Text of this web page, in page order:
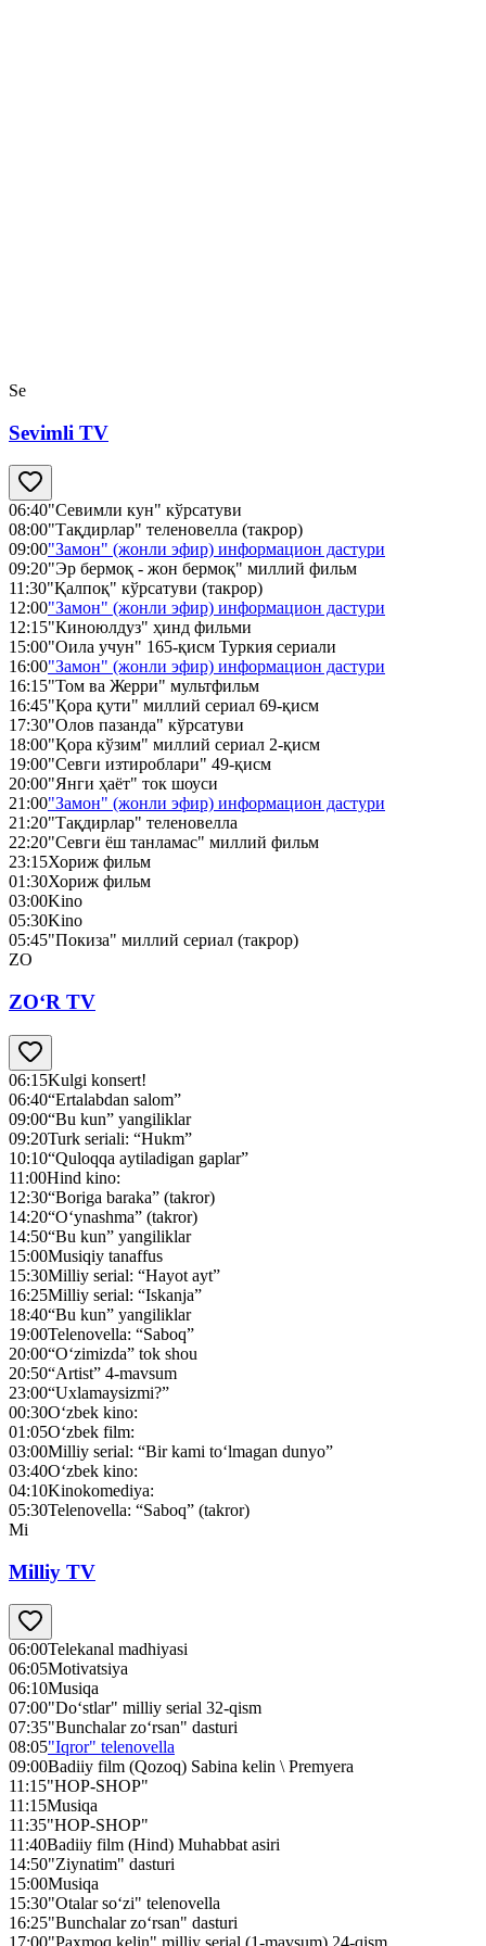
Se
Sevimli TV
06:40"Севимли кун" кўрсатуви
08:00"Тақдирлар" теленовелла (такрор)
09:00"Замон" (жонли эфир) информацион дастури
09:20"Эр бермоқ - жон бермоқ" миллий фильм
11:30"Қалпоқ" кўрсатуви (такрор)
12:00"Замон" (жонли эфир) информацион дастури
12:15"Киноюлдуз" ҳинд фильми
15:00"Оила учун" 165-қисм Туркия сериали
16:00"Замон" (жонли эфир) информацион дастури
16:15"Том ва Жерри" мультфильм
16:45"Қора қути" миллий сериал 69-қисм
17:30"Олов пазанда" кўрсатуви
18:00"Қора кўзим" миллий сериал 2-қисм
19:00"Севги изтироблари" 49-қисм
20:00"Янги ҳаёт" ток шоуси
21:00"Замон" (жонли эфир) информацион дастури
21:20"Тақдирлар" теленовелла
22:20"Севги ёш танламас" миллий фильм
23:15Хориж фильм
01:30Хориж фильм
03:00Kino
05:30Kino
05:45"Покиза" миллий сериал (такрор)
ZO
ZO‘R TV
06:15Kulgi konsert!
06:40“Ertalabdan salom”
09:00“Bu kun” yangiliklar
09:20Turk seriali: “Hukm”
10:10“Quloqqa aytiladigan gaplar”
11:00Hind kino:
12:30“Boriga baraka” (takror)
14:20“O‘ynashma” (takror)
14:50“Bu kun” yangiliklar
15:00Musiqiy tanaffus
15:30Milliy serial: “Hayot ayt”
16:25Milliy serial: “Iskanja”
18:40“Bu kun” yangiliklar
19:00Telenovella: “Saboq”
20:00“O‘zimizda” tok shou
20:50“Artist” 4-mavsum
23:00“Uxlamaysizmi?”
00:30O‘zbek kino:
01:05O‘zbek film:
03:00Milliy serial: “Bir kami to‘lmagan dunyo”
03:40O‘zbek kino:
04:10Kinokomediya:
05:30Telenovella: “Saboq” (takror)
Mi
Milliy TV
06:00Telekanal madhiyasi
06:05Motivatsiya
06:10Musiqa
07:00"Do‘stlar" milliy serial 32-qism
07:35"Bunchalar zo‘rsan" dasturi
08:05"Iqror" telenovella
09:00Badiiy film (Qozoq) Sabina kelin \ Premyera
11:15"HOP-SHOP"
11:15Musiqa
11:35"HOP-SHOP"
11:40Badiiy film (Hind) Muhabbat asiri
14:50"Ziynatim" dasturi
15:00Musiqa
15:30"Otalar so‘zi" telenovella
16:25"Bunchalar zo‘rsan" dasturi